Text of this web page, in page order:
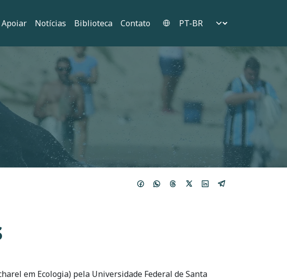
Apoiar Notícias Biblioteca Contato Select your language
em Ecologia) pela Universidade Federal de Santa